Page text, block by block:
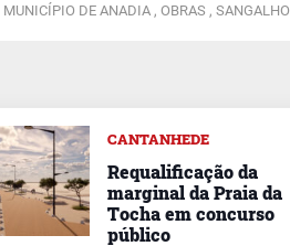
MUNICÍPIO DE ANADIA , OBRAS ,
CANTANHEDE
Requalificação da
marginal da Praia da
Tocha em concurso
público